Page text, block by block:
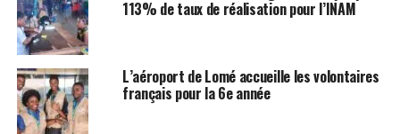
113% de taux de réalisation pour l’INAM
L’aéroport de Lomé accueille les volontaires
français pour la 6e année